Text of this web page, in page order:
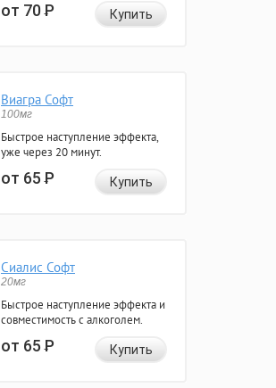
от 70Р Купить
Виагра Софт
100мг
Быстрое наступление эффекта,
уже через 20 минут.
от 65Р Купить
Сиалис Софт
20мг
Быстрое наступление эффекта и
совместимость с алкоголем.
от 65Р Купить